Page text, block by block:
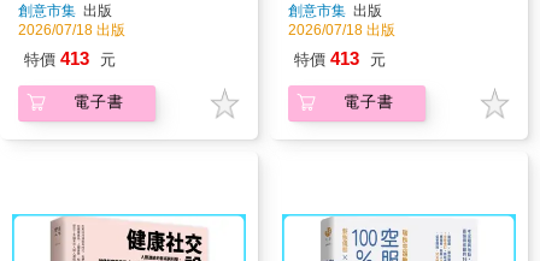
讓孩子忍不住就吃光光的可
愛食譜110+
創意市集 出版
2026/07/18 出版
特價 413 元
電子書
創意市集 出版
2026/07/18 出版
特價 413 元
電子書